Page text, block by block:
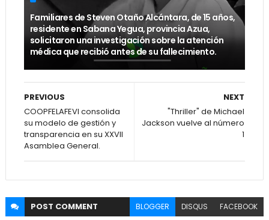
Familiares de Steven Otaño Alcántara, de 15 años,
residente en Sabana Yegua, provincia Azua,
solicitaron una investigación sobre la atención
médica que recibió antes de su fallecimiento.
NEXT
"Thriller" de Michael
Jackson vuelve al número
1
PREVIOUS
COOPFELAFEVI consolida
su modelo de gestión y
transparencia en su XXVII
Asamblea General.
POST COMMENT BLOGGER DISQUS FACEBOOK